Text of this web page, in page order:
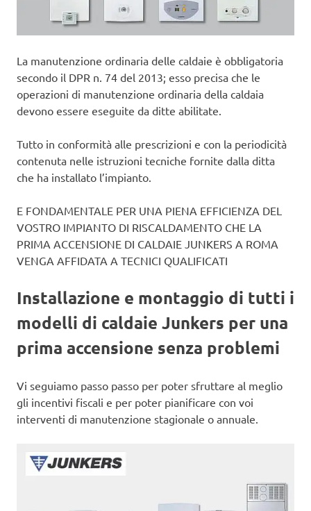
La manutenzione ordinaria delle caldaie è obbligatoria
secondo il DPR n. 74 del 2013; esso precisa che le
operazioni di manutenzione ordinaria della caldaia
devono essere eseguite da ditte abilitate.
Tutto in conformità alle prescrizioni e con la periodicità
contenuta nelle istruzioni tecniche fornite dalla ditta
che ha installato l’impianto.
E FONDAMENTALE PER UNA PIENA EFFICIENZA DEL
VOSTRO IMPIANTO DI RISCALDAMENTO CHE LA
PRIMA ACCENSIONE DI CALDAIE JUNKERS A ROMA
VENGA AFFIDATA A TECNICI QUALIFICATI
Installazione e montaggio di tutti i
modelli di caldaie Junkers per una
prima accensione senza problemi
Vi seguiamo passo passo per poter sfruttare al meglio
gli incentivi fiscali e per poter pianificare con voi
interventi di manutenzione stagionale o annuale.